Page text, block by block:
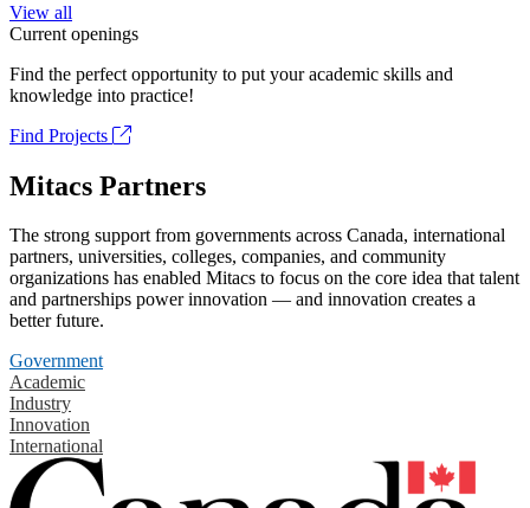
View all
Current openings
Find the perfect opportunity to put your academic skills and
knowledge into practice!
Find Projects
Mitacs Partners
The strong support from governments across Canada, international
partners, universities, colleges, companies, and community
organizations has enabled Mitacs to focus on the core idea that talent
and partnerships power innovation — and innovation creates a
better future.
Government
Academic
Industry
Innovation
International